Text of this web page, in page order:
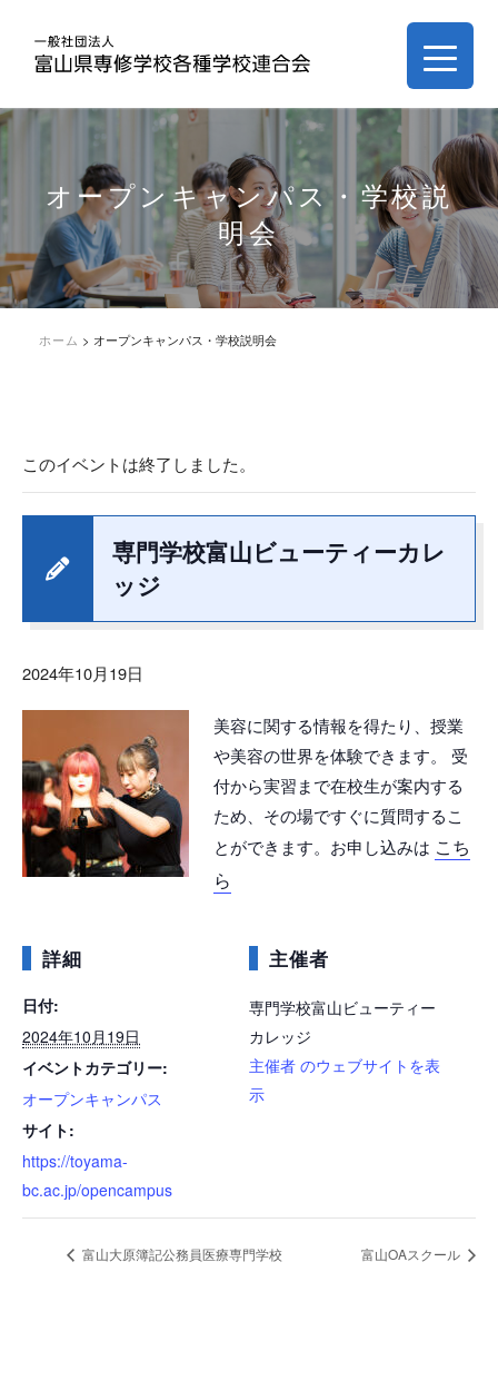
オープンキャンパス・学校説
明会
ホーム > オープンキャンパス・学校説明会
このイベントは終了しました。
専門学校富山ビューティーカレ
ッジ
2024年10月19日
美容に関する情報を得たり、授業
や美容の世界を体験できます。 受
付から実習まで在校生が案内する
ため、その場ですぐに質問するこ
とができます。お申し込みは こち
ら
詳細
日付:
2024年10月19日
イベントカテゴリー:
オープンキャンパス
サイト:
https://toyama-
bc.ac.jp/opencampus
主催者
専門学校富山ビューティー
カレッジ
主催者 のウェブサイトを表
示
富山大原簿記公務員医療専門学校 富山OAスクール